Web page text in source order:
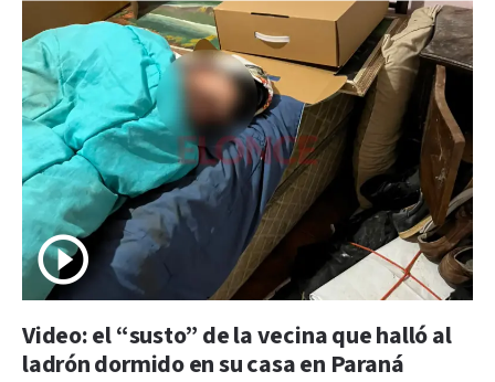
Video: el “susto” de la vecina que halló al
ladrón dormido en su casa en Paraná